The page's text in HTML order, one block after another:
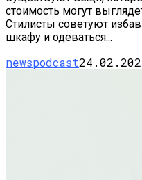
стоимость могут
Стилисты советуют
шкафу и одеваться...
newspodcast